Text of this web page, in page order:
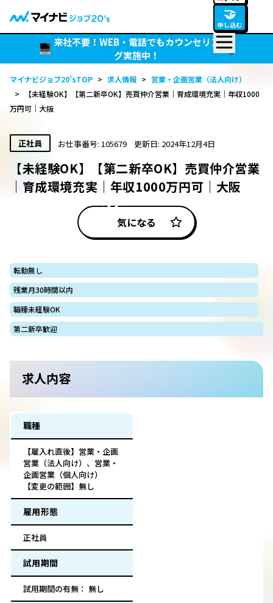
🤝
申し込む
来社不要！WEB・電話でもカウンセリン
グ実施中！
マイナビジョブ20’sTOP > 求人情報 > 営業・企画営業（法人向け）
>
【未経験OK】【第二新卒OK】売買仲介営業｜育成環境充実｜年収1000
万円可｜大阪
正社員 お仕事番号: 105679 更新日: 2024年12月4日
【未経験OK】【第二新卒OK】売買仲介営業
｜育成環境充実｜年収1000万円可｜大阪
気になる
転勤無し
残業月30時間以内
職種未経験OK
第二新卒歓迎
求人内容
職種
【雇入れ直後】営業・企画
営業（法人向け）、営業・
企画営業（個人向け）
【変更の範囲】無し
雇用形態
正社員
試用期間
試用期間の有無： 無し